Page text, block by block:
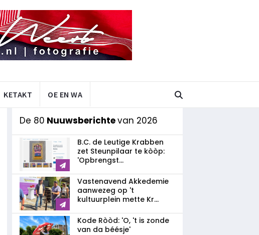
KETAKT OE EN WA
De 80 Nuuwsberichtevan 2026
B.C. de Leutige Krabben
zet Steunpilaar te kòòp:
'Opbrengst...
Vastenavend Akkedemie
aanwezeg op 't
kultuurplein mette Kr...
Kode Ròòd: 'O, 't is zonde
van da béésje'